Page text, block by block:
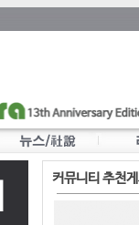
커뮤니티 추천